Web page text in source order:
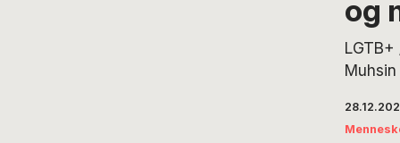
og
LGTB+
Town
bøn og